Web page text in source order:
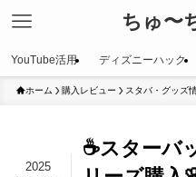
ちゅ〜
YouTube活用 ディズニーハック
ホーム 購入レビュー スタバ・グッズ
☕️スターバ
2025